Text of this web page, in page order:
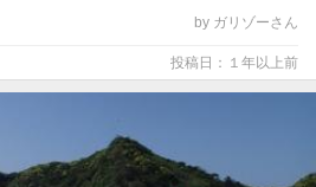
by ガリゾーさん
投稿日：１年以上前